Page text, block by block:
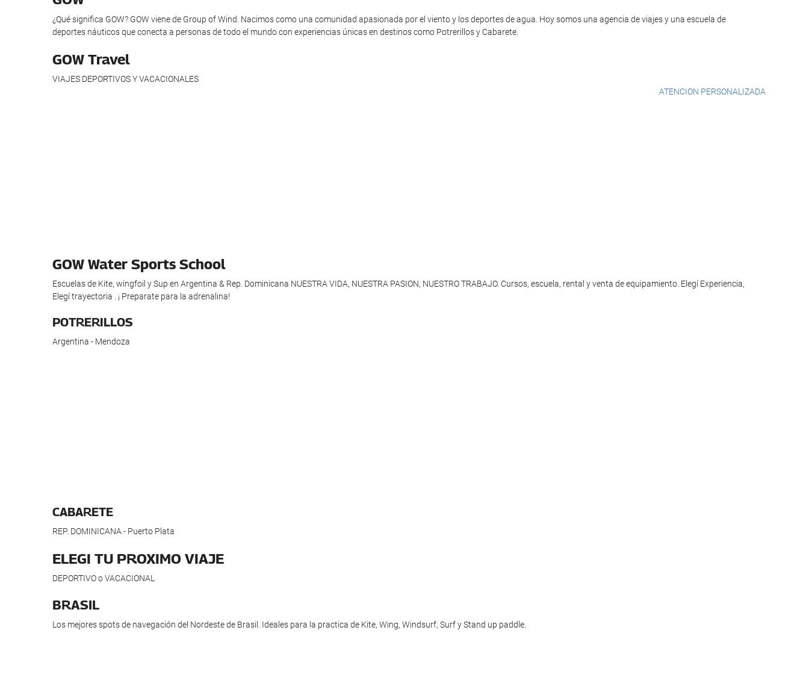
¿Qué significa GOW? GOW viene de Group of Wind. Nacimos como una comunidad apasionada por el viento y los deportes de agua. Hoy somos una agencia de viajes y una escuela de
deportes náuticos que conecta a personas de todo el mundo con experiencias únicas en destinos como Potrerillos y Cabarete.
GOW Travel
VIAJES DEPORTIVOS Y VACACIONALES
ATENCION PERSONALIZADA
GOW Water Sports School
Escuelas de Kite, wingfoil y Sup en Argentina & Rep. Dominicana NUESTRA VIDA, NUESTRA PASION, NUESTRO TRABAJO. Cursos, escuela, rental y venta de equipamiento. Elegí Experiencia,
Elegí trayectoria . ¡ Preparate para la adrenalina!
POTRERILLOS
Argentina - Mendoza
CABARETE
REP. DOMINICANA - Puerto Plata
ELEGI TU PROXIMO VIAJE
DEPORTIVO o VACACIONAL
BRASIL
Los mejores spots de navegación del Nordeste de Brasil. Ideales para la practica de Kite, Wing, Windsurf, Surf y Stand up paddle.